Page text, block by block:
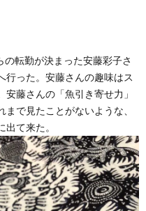
転勤が決まった安藤彩子さ
行った。安藤さんの趣味はス
藤さんの「魚引き寄せ力」
で見たことがないような、
て来た。